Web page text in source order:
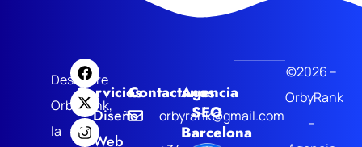
Descubre
OrbyRank,
la
Servicios
Diseño
Web
Contactanos
orbyrank@gmail.com
Agencia
SEO
Barcelona
©2026 –
OrbyRank
–